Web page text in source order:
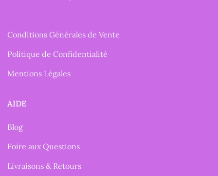
Conditions Générales de Vente
Politique de Confidentialité
Mentions Légales
AIDE
Blog
Foire aux Questions
Livraisons & Retours